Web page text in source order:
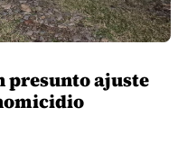
presunto ajuste